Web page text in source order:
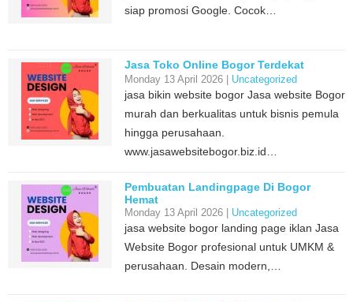
siap promosi Google. Cocok…
Jasa Toko Online Bogor Terdekat
Monday 13 April 2026 | Uncategorized
jasa bikin website bogor Jasa website Bogor
murah dan berkualitas untuk bisnis pemula
hingga perusahaan.
www.jasawebsitebogor.biz.id…
Pembuatan Landingpage Di Bogor
Hemat
Monday 13 April 2026 | Uncategorized
jasa website bogor landing page iklan Jasa
Website Bogor profesional untuk UMKM &
perusahaan. Desain modern,…